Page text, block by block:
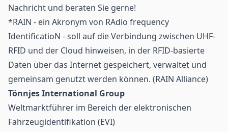
Nachricht und beraten Sie gerne!
*RAIN - ein Akronym von RAdio frequency
IdentificatioN - soll auf die Verbindung zwischen UHF-
RFID und der Cloud hinweisen, in der RFID-basierte
Daten über das Internet gespeichert, verwaltet und
gemeinsam genutzt werden können. (RAIN Alliance)
Tönnjes International Group
Weltmarktführer im Bereich der elektronischen
Fahrzeugidentifikation (EVI)